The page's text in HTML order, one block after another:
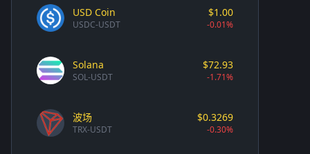
USD Coin
USDC-USDT
$1.00
-0.01%
Solana
SOL-USDT
$72.93
-1.71%
波场
TRX-USDT
$0.3269
-0.30%